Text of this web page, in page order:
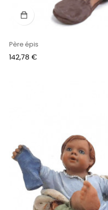
Père épis
Prix
142,78 €